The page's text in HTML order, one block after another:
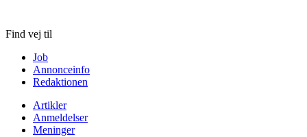
Find vej til
Job
Annonceinfo
Redaktionen
Artikler
Anmeldelser
Meninger